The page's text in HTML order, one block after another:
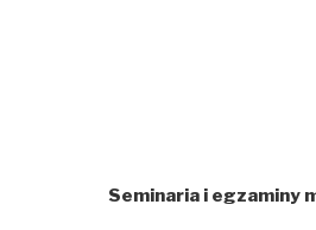
Seminaria i egzaminy